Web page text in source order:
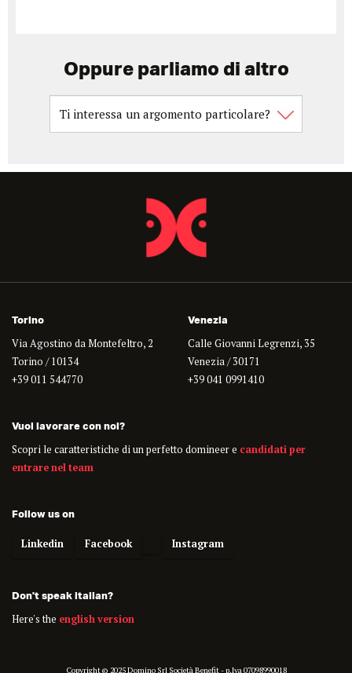
Oppure parliamo di altro
Torino
Via Agostino da Montefeltro, 2
Torino / 10134
+39 011 544770
Venezia
Calle Giovanni Legrenzi, 35
Venezia / 30171
+39 041 0991410
Vuoi lavorare con noi?
Scopri le caratteristiche di un perfetto domineer e candidati per
entrare nel team
Follow us on
Linkedin Facebook Instagram
Don't speak italian?
Here's the english version
Copyright © 2025 Domino Srl Società Benefit - p.Iva 07098990018